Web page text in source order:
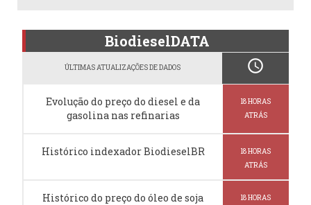
BiodieselDATA
ÚLTIMAS ATUALIZAÇÕES DE DADOS schedule
Evolução do preço do diesel e da
gasolina nas refinarias
18 HORAS
ATRÁS
Histórico indexador BiodieselBR
18 HORAS
ATRÁS
Histórico do preço do óleo de soja
18 HORAS